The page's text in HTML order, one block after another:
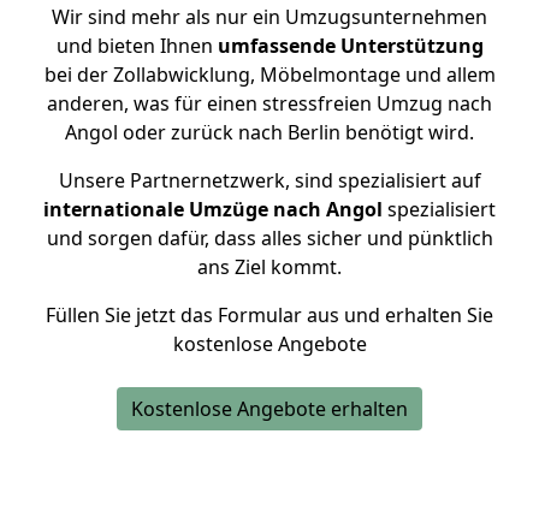
Wir sind mehr als nur ein Umzugsunternehmen
und bieten Ihnen umfassende Unterstützung
bei der Zollabwicklung, Möbelmontage und allem
anderen, was für einen stressfreien Umzug nach
Angol oder zurück nach Berlin benötigt wird.
Unsere Partnernetzwerk, sind spezialisiert auf
internationale Umzüge nach Angol spezialisiert
und sorgen dafür, dass alles sicher und pünktlich
ans Ziel kommt.
Füllen Sie jetzt das Formular aus und erhalten Sie
kostenlose Angebote
Kostenlose Angebote erhalten